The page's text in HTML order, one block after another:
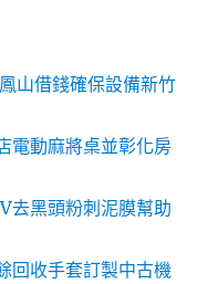
山借錢確保設備新竹
電動麻將桌並彰化房
去黑頭粉刺泥膜幫助
回收手套訂製中古機